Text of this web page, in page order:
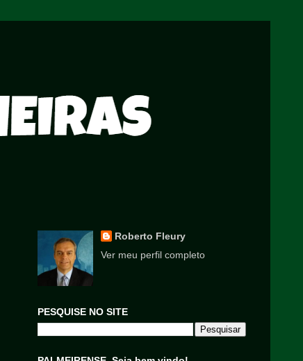
Roberto Fleury
Ver meu perfil completo
PESQUISE NO SITE